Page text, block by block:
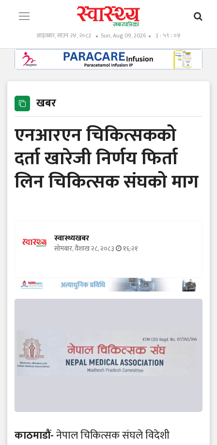
आइतबार, साउन २४, २०८३ Sun, Aug 09, 2026 ३ : ५९ : ०५
खबर
एनआरएन चिकित्सकको
दर्ता खारेजी निर्णय फिर्ता
लिन चिकित्सक संघको माग
स्वास्थ्यखबर
सोमबार, वैशाख २८, २०८३ १६:२१
काठमाडौं-नेपाल चिकित्सक संघले विदेशी